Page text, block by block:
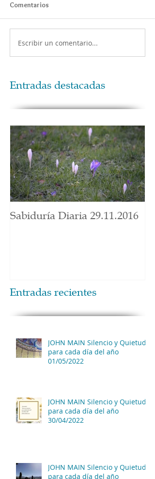
Comentarios
Escribir un comentario...
Entradas destacadas
Sabiduría Diaria 29.11.2016
Entradas recientes
JOHN MAIN Silencio y Quietud
para cada día del año
01/05/2022
JOHN MAIN Silencio y Quietud
para cada día del año
30/04/2022
JOHN MAIN Silencio y Quietud
para cada día del año